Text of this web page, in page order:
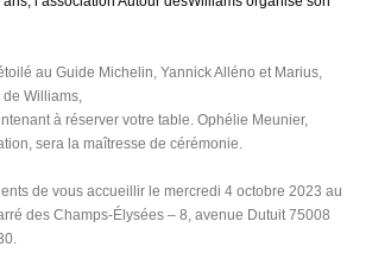
au Guide Michelin, Yannick Alléno et Marius,
Williams,
à réserver votre table. Ophélie Meunier,
sera la maîtresse de cérémonie.
de vous accueillir le mercredi 4 octobre 2023 au
des Champs-Élysées – 8, avenue Dutuit 75008